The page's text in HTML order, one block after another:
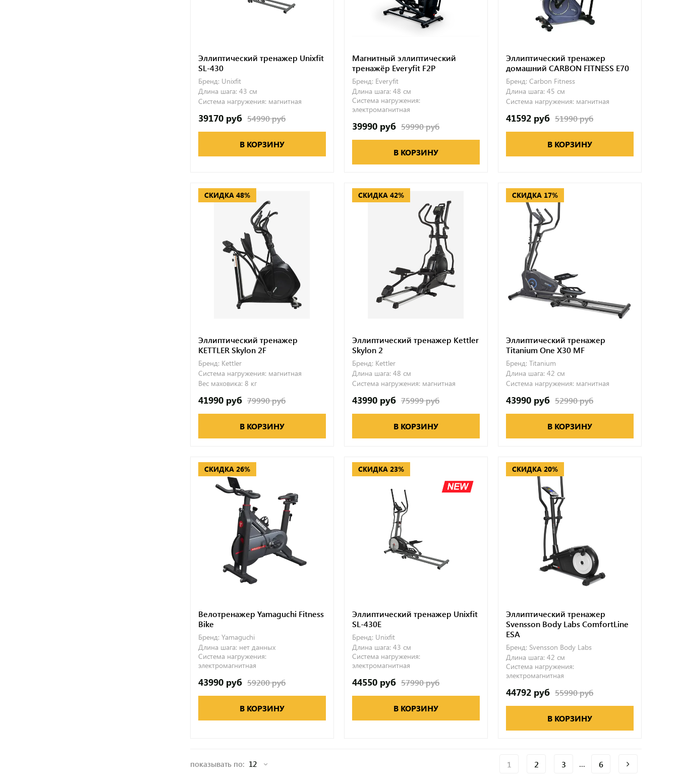
Эллиптический тренажер Unixfit
SL-430
Бренд: Unixfit
Длина шага: 43 см
Система нагружения: магнитная
39170 руб 54990 руб
В КОРЗИНУ
Магнитный эллиптический
тренажёр Everyfit F2P
Бренд: Everyfit
Длина шага: 48 см
Система нагружения:
электромагнитная
39990 руб 59990 руб
В КОРЗИНУ
Эллиптический тренажер
домашний CARBON FITNESS E70
Бренд: Carbon Fitness
Длина шага: 45 см
Система нагружения: магнитная
41592 руб 51990 руб
В КОРЗИНУ
СКИДКА 48%
Эллиптический тренажер
KETTLER Skylon 2F
Бренд: Kettler
Система нагружения: магнитная
Вес маховика: 8 кг
41990 руб 79990 руб
В КОРЗИНУ
СКИДКА 42%
Эллиптический тренажер Kettler
Skylon 2
Бренд: Kettler
Длина шага: 48 см
Система нагружения: магнитная
43990 руб 75999 руб
В КОРЗИНУ
СКИДКА 17%
Эллиптический тренажер
Titanium One X30 MF
Бренд: Titanium
Длина шага: 42 см
Система нагружения: магнитная
43990 руб 52990 руб
В КОРЗИНУ
СКИДКА 26%
Велотренажер Yamaguchi Fitness
Bike
Бренд: Yamaguchi
Длина шага: нет данных
Система нагружения:
электромагнитная
43990 руб 59200 руб
В КОРЗИНУ
СКИДКА 23%
Эллиптический тренажер Unixfit
SL-430E
Бренд: Unixfit
Длина шага: 43 см
Система нагружения:
электромагнитная
44550 руб 57990 руб
В КОРЗИНУ
СКИДКА 20%
Эллиптический тренажер
Svensson Body Labs ComfortLine
ESA
Бренд: Svensson Body Labs
Длина шага: 42 см
Система нагружения:
электромагнитная
44792 руб 55990 руб
В КОРЗИНУ
показывать по: 1 2 3 … 6